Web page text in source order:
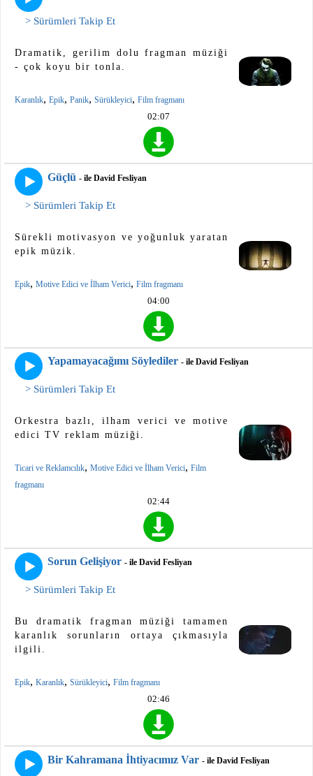
> Sürümleri Takip Et
Dramatik, gerilim dolu fragman müziği
- çok koyu bir tonla.
Karanlık, Epik, Panik, Sürükleyici, Film fragmanı
02:07
Güçlü - ile David Fesliyan
> Sürümleri Takip Et
Sürekli motivasyon ve yoğunluk yaratan
epik müzik.
Epik, Motive Edici ve İlham Verici, Film fragmanı
04:00
Yapamayacağımı Söylediler - ile David Fesliyan
> Sürümleri Takip Et
Orkestra bazlı, ilham verici ve motive
edici TV reklam müziği.
Ticari ve Reklamcılık, Motive Edici ve İlham Verici, Film
fragmanı
02:44
Sorun Gelişiyor - ile David Fesliyan
> Sürümleri Takip Et
Bu dramatik fragman müziği tamamen
karanlık sorunların ortaya çıkmasıyla
ilgili.
Epik, Karanlık, Sürükleyici, Film fragmanı
02:46
Bir Kahramana İhtiyacımız Var - ile David Fesliyan